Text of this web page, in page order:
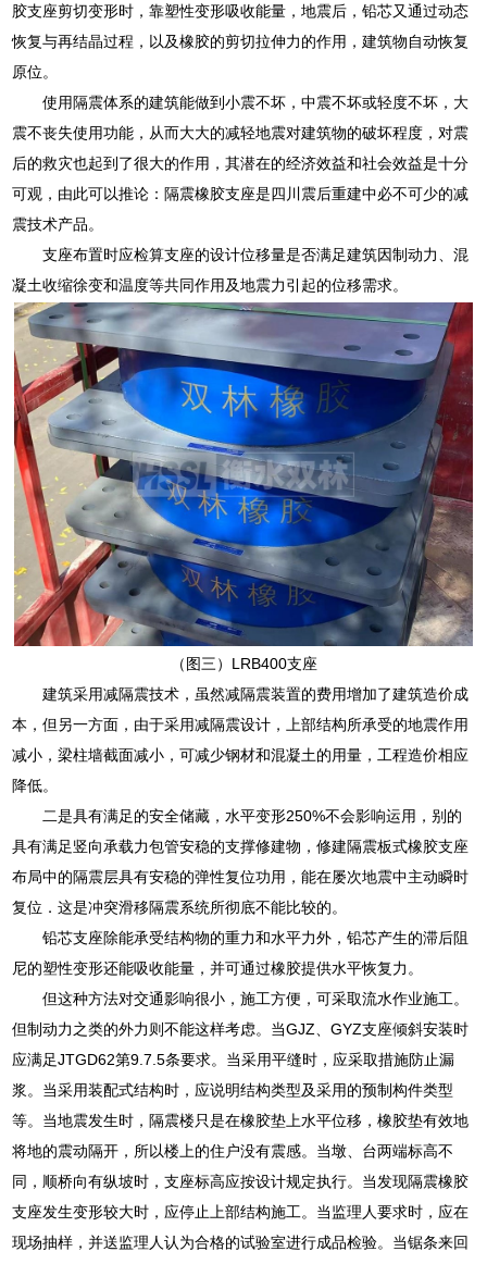
胶支座剪切变形时，靠塑性变形吸收能量，地震后，铅芯又通过动态
恢复与再结晶过程，以及橡胶的剪切拉伸力的作用，建筑物自动恢复
原位。
使用隔震体系的建筑能做到小震不坏，中震不坏或轻度不坏，大
震不丧失使用功能，从而大大的减轻地震对建筑物的破坏程度，对震
后的救灾也起到了很大的作用，其潜在的经济效益和社会效益是十分
可观，由此可以推论：隔震橡胶支座是四川震后重建中必不可少的减
震技术产品。
支座布置时应检算支座的设计位移量是否满足建筑因制动力、混
凝土收缩徐变和温度等共同作用及地震力引起的位移需求。
（图三）LRB400支座
建筑采用减隔震技术，虽然减隔震装置的费用增加了建筑造价成
本，但另一方面，由于采用减隔震设计，上部结构所承受的地震作用
减小，梁柱墙截面减小，可减少钢材和混凝土的用量，工程造价相应
降低。
二是具有满足的安全储藏，水平变形250%不会影响运用，别的
具有满足竖向承载力包管安稳的支撑修建物，修建隔震板式橡胶支座
布局中的隔震层具有安稳的弹性复位功用，能在屡次地震中主动瞬时
复位．这是冲突滑移隔震系统所彻底不能比较的。
铅芯支座除能承受结构物的重力和水平力外，铅芯产生的滞后阻
尼的塑性变形还能吸收能量，并可通过橡胶提供水平恢复力。
但这种方法对交通影响很小，施工方便，可采取流水作业施工。
但制动力之类的外力则不能这样考虑。当GJZ、GYZ支座倾斜安装时
应满足JTGD62第9.7.5条要求。当采用平缝时，应采取措施防止漏
浆。当采用装配式结构时，应说明结构类型及采用的预制构件类型
等。当地震发生时，隔震楼只是在橡胶垫上水平位移，橡胶垫有效地
将地的震动隔开，所以楼上的住户没有震感。当墩、台两端标高不
同，顺桥向有纵坡时，支座标高应按设计规定执行。当发现隔震橡胶
支座发生变形较大时，应停止上部结构施工。当监理人要求时，应在
现场抽样，并送监理人认为合格的试验室进行成品检验。当锯条来回